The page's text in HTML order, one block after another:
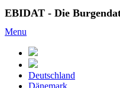
EBIDAT - Die
Menu
Deutschland
Dänemark